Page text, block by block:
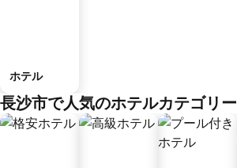
ホテル
長沙市で人気のホテルカテゴリー